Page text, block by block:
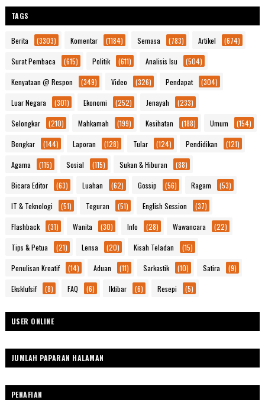
TAGS
Berita (3303) Komentar (1184) Semasa (783) Artikel (674)
Surat Pembaca (615) Politik (611) Analisis Isu (504)
Kenyataan @ Respon (349) Video (326) Pendapat (304)
Luar Negara (301) Ekonomi (252) Jenayah (233)
Selongkar (210) Mahkamah (199) Kesihatan (188) Umum (154)
Bongkar (144) Laporan (128) Tular (124) Pendidikan (121)
Agama (115) Sosial (115) Sukan & Hiburan (88)
Bicara Editor (63) Luahan (62) Gossip (56) Ragam (53)
IT & Teknologi (51) Teguran (51) English Session (37)
Flashback (31) Wanita (30) Info (28) Wawancara (22)
Tips & Petua (21) Lensa (20) Kisah Teladan (15)
Penulisan Kreatif (14) Aduan (11) Sarkastik (10) Satira (9)
Eksklufsif (8) FAQ (6) Iktibar (6) Resepi (5)
USER ONLINE
JUMLAH PAPARAN HALAMAN
PENAFIAN